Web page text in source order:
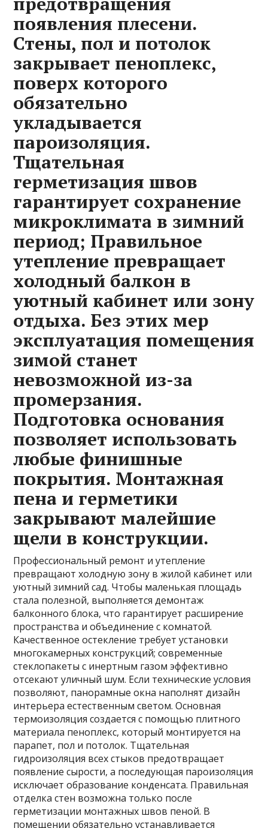
появления плесени.
Стены, пол и потолок
закрывает пеноплекс,
поверх которого
обязательно
укладывается
пароизоляция.
Тщательная
герметизация швов
гарантирует сохранение
микроклимата в зимний
период; Правильное
утепление превращает
холодный балкон в
уютный кабинет или зону
отдыха. Без этих мер
эксплуатация помещения
зимой станет
невозможной из-за
промерзания.
Подготовка основания
позволяет использовать
любые финишные
покрытия. Монтажная
пена и герметики
закрывают малейшие
щели в конструкции.
Профессиональный ремонт и утепление
превращают холодную зону в жилой кабинет или
уютный зимний сад. Чтобы маленькая площадь
стала полезной, выполняется демонтаж
балконного блока, что гарантирует расширение
пространства и объединение с комнатой.
Качественное остекление требует установки
многокамерных конструкций; современные
стеклопакеты с инертным газом эффективно
отсекают уличный шум. Если технические условия
позволяют, панорамные окна наполнят дизайн
интерьера естественным светом. Основная
термоизоляция создается с помощью плитного
материала пеноплекс, который монтируется на
парапет, пол и потолок. Тщательная
гидроизоляция всех стыков предотвращает
появление сырости, а последующая пароизоляция
исключает образование конденсата. Правильная
отделка стен возможна только после
герметизации монтажных швов пеной. В
помещении обязательно устанавливается